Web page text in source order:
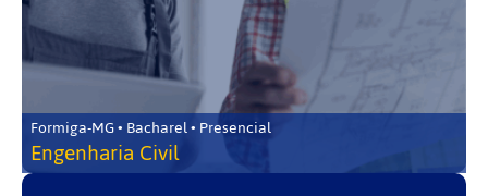
Formiga-MG • Bacharel • Presencial
Engenharia Civil